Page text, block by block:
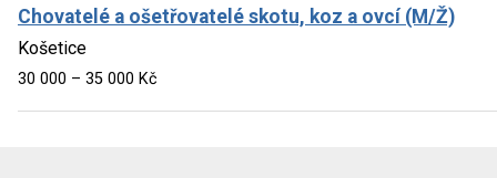
Chovatelé a ošetřovatelé skotu, koz a ovcí (M/Ž)
Košetice
30 000 – 35 000 Kč